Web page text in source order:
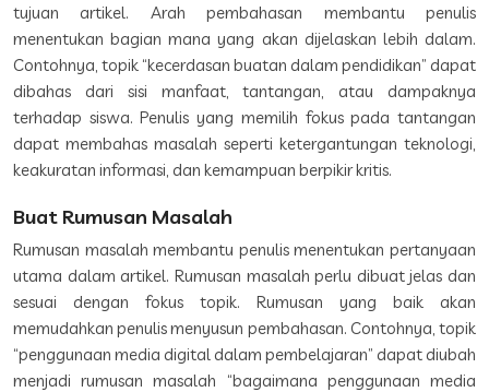
tujuan artikel. Arah pembahasan membantu penulis
menentukan bagian mana yang akan dijelaskan lebih dalam.
Contohnya, topik “kecerdasan buatan dalam pendidikan” dapat
dibahas dari sisi manfaat, tantangan, atau dampaknya
terhadap siswa. Penulis yang memilih fokus pada tantangan
dapat membahas masalah seperti ketergantungan teknologi,
keakuratan informasi, dan kemampuan berpikir kritis.
Buat Rumusan Masalah
Rumusan masalah membantu penulis menentukan pertanyaan
utama dalam artikel. Rumusan masalah perlu dibuat jelas dan
sesuai dengan fokus topik. Rumusan yang baik akan
memudahkan penulis menyusun pembahasan. Contohnya, topik
“penggunaan media digital dalam pembelajaran” dapat diubah
menjadi rumusan masalah “bagaimana penggunaan media